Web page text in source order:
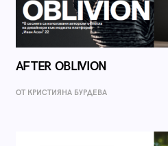
AFTER OBLIVION
ОТ КРИСТИЯНА БУРДЕВА